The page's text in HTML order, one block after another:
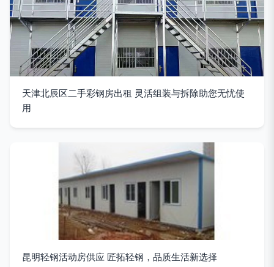
天津北辰区二手彩钢房出租 灵活组装与拆除助您无忧使
用
昆明轻钢活动房供应 匠拓轻钢，品质生活新选择